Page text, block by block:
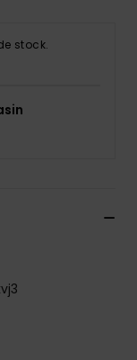
stock.